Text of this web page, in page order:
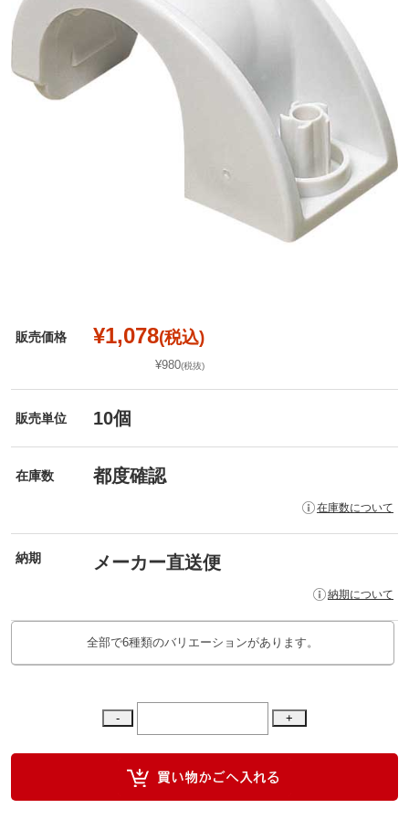
販売価格 ¥1,078(税込)
¥980(税抜)
販売単位 10個
在庫数 都度確認
在庫数について
納期 メーカー直送便
納期について
全部で6種類のバリエーションがあります。